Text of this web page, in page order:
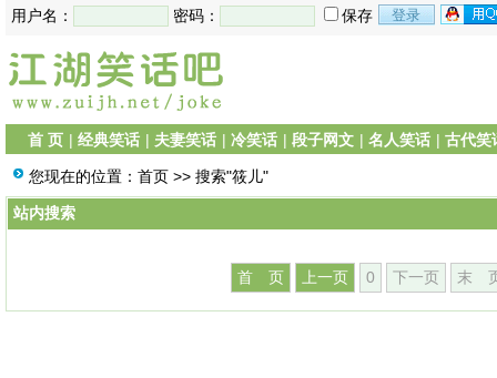
用户名： 密码： 保存
首 页 | 经典笑话 | 夫妻笑话 | 冷笑话 | 段子网文 | 名人笑话 | 古代笑
您现在的位置： 首页 >> 搜索"筱儿"
站内搜索
首 页 上一页 0 下一页 末